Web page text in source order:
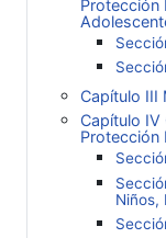
Protección
Capítulo III
Capítulo
Protección
Niños,